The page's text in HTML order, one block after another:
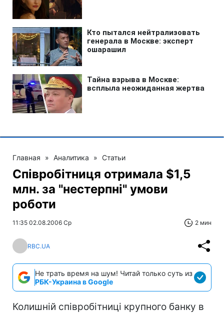
Главная » Аналитика » Статьи
Співробітниця отримала $1,5
млн. за "нестерпні" умови
роботи
11:35 02.08.2006 Ср 2 мин
RBC.UA
Не трать время на шум! Читай только суть из
РБК-Украина в Google
Колишній співробітниці крупного банку в